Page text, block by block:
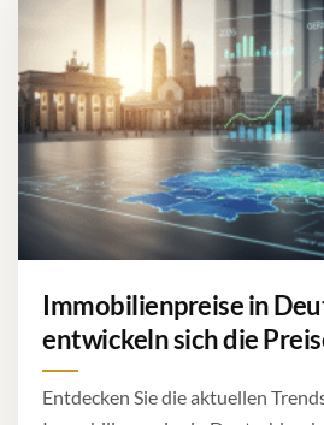
Immobilienpreise in
entwickeln sich die
Entdecken Sie die aktuellen